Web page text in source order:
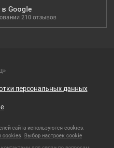
в Google
210 отзывов
персональных данных
сайта используются cookies.
cookies. Выбор настроек cookie